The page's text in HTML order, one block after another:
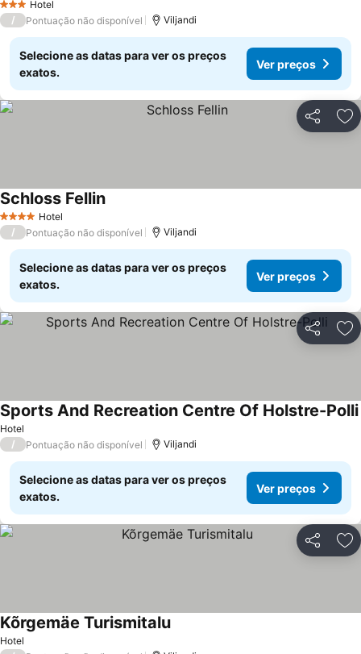
3 EstrelasHotel
/
Pontuação não disponível Viljandi
Selecione as datas para ver os preços
exatos.
Ver preços
Partilhar
4 EstrelasHotel
Schloss Fellin
/ Pontuação não disponível Viljandi
Selecione as datas para ver os preços
exatos.
Ver preços
Partilhar
Hotel
Sports And Recreation Centre Of Holstre-Polli
/ Pontuação não disponível Viljandi
Selecione as datas para ver os preços
exatos.
Ver preços
Partilhar
Hotel
Kõrgemäe Turismitalu